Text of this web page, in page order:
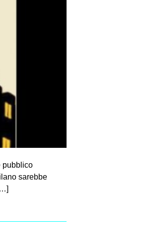
pubblico
sarebbe